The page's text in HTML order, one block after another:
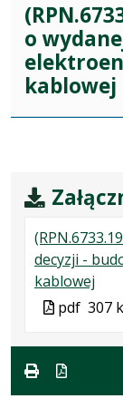
o
kablowej
decyzji -
kablowej
Plik
307
w
Plik
formacie
pdf 307